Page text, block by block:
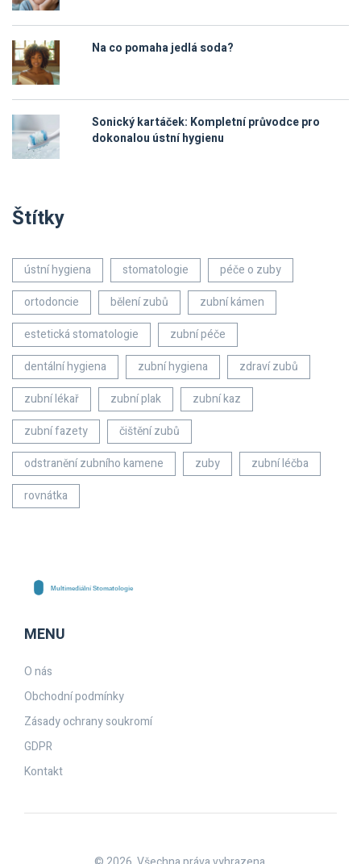
Na co pomaha jedlá soda?
Sonický kartáček: Kompletní průvodce pro
dokonalou ústní hygienu
Štítky
ústní hygiena stomatologie
péče o zuby
ortodoncie
bělení zubů
zubní kámen
estetická stomatologie
zubní péče
dentální hygiena
zubní hygiena
zdraví zubů
zubní lékař
zubní plak
zubní kaz
zubní fazety
čištění zubů
odstranění zubního kamene
zuby
zubní léčba
rovnátka
MENU
O nás
Obchodní podmínky
Zásady ochrany soukromí
GDPR
Kontakt